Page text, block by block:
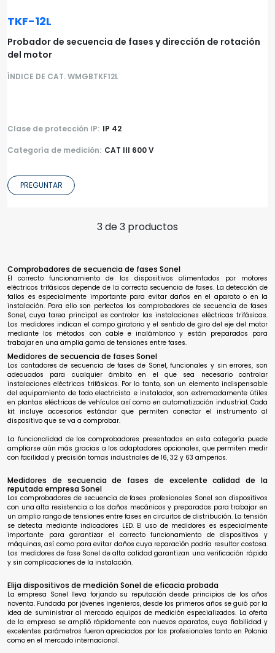
TKF-12L
Probador de secuencia de fases y dirección de rotación
del motor
ÍNDICE DE CAT. WMGBTKF12L
Clase de protección IP: IP 42
Categoría de medición: CAT III 600 V
PREGUNTAR
3 de 3 productos
Comprobadores de secuencia de fases Sonel
El correcto funcionamiento de los dispositivos alimentados por motores
eléctricos trifásicos depende de la correcta secuencia de fases. La detección de
fallos es especialmente importante para evitar daños en el aparato o en la
instalación. Para ello son perfectos los comprobadores de secuencia de fases
Sonel, cuya tarea principal es controlar las instalaciones eléctricas trifásicas.
Los medidores indican el campo giratorio y el sentido de giro del eje del motor
mediante los métodos con cable e inalámbrico y están preparados para
trabajar en una amplia gama de tensiones entre fases.
Medidores de secuencia de fases Sonel
Los contadores de secuencia de fases de Sonel, funcionales y sin errores, son
adecuados para cualquier ámbito en el que sea necesario controlar
instalaciones eléctricas trifásicas. Por lo tanto, son un elemento indispensable
del equipamiento de todo electricista e instalador, son extremadamente útiles
en plantas eléctricas de vehículos así como en automatización industrial. Cada
kit incluye accesorios estándar que permiten conectar el instrumento al
dispositivo que se va a comprobar.
La funcionalidad de los comprobadores presentados en esta categoría puede
ampliarse aún más gracias a los adaptadores opcionales, que permiten medir
con facilidad y precisión tomas industriales de 16, 32 y 63 amperios.
Medidores de secuencia de fases de excelente calidad de la
reputada empresa Sonel
Los comprobadores de secuencia de fases profesionales Sonel son dispositivos
con una alta resistencia a los daños mecánicos y preparados para trabajar en
un amplio rango de tensiones entre fases en circuitos de distribución. La tensión
se detecta mediante indicadores LED. El uso de medidores es especialmente
importante para garantizar el correcto funcionamiento de dispositivos y
máquinas, así como para evitar daños cuya reparación podría resultar costosa.
Los medidores de fase Sonel de alta calidad garantizan una verificación rápida
y sin complicaciones de la instalación.
Elija dispositivos de medición Sonel de eficacia probada
La empresa Sonel lleva forjando su reputación desde principios de los años
noventa. Fundada por jóvenes ingenieros, desde los primeros años se guió por la
idea de suministrar al mercado equipos de medición especializados. La oferta
de la empresa se amplió rápidamente con nuevos aparatos, cuya fiabilidad y
excelentes parámetros fueron apreciados por los profesionales tanto en Polonia
como en el mercado internacional.